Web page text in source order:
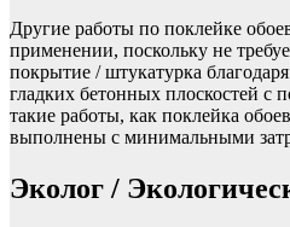
Другие работы по поклейке
применении, поскольку не
покрытие / штукатурка
гладких бетонных плоскостей с
такие работы, как поклейка
выполнены с минимальными
Эколог /